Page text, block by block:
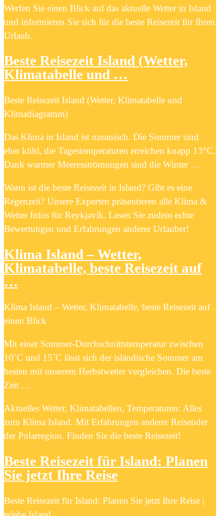
Werfen Sie einen Blick auf das aktuelle Wetter in Island
und informieren Sie sich für die beste Reisezeit für Ihren
Urlaub.
Beste Reisezeit Island (Wetter,
Klimatabelle und …
Beste Reisezeit Island (Wetter, Klimatabelle und
Klimadiagramm)
Das Klima in Island ist ozeanisch. Die Sommer sind
eher kühl, die Tagestemperaturen erreichen knapp 13°C.
Dank warmer Meeresströmungen sind die Winter …
Wann ist die beste Reisezeit in Island? Gibt es eine
Regenzeit? Unsere Experten präsentieren alle Klima &
Wetter Infos für Reykjavík. Lesen Sie zudem echte
Bewertungen und Erfahrungen anderer Urlauber!
Klima Island – Wetter,
Klimatabelle, beste Reisezeit auf
…
Klima Island – Wetter, Klimatabelle, beste Reisezeit auf
einen Blick
Mit einer Sommer-Durchschnittstemperatur zwischen
10˚C und 15˚C lässt sich der isländische Sommer am
besten mit unserem Herbstwetter vergleichen. Die beste
Zeit …
Aktuelles Wetter, Klimatabellen, Temperaturen: Alles
zum Klima Island. Mit Erfahrungen anderer Reisender
der Polarregion. Finden Sie die beste Reisezeit!
Beste Reisezeit für Island: Planen
Sie jetzt Ihre Reise
Beste Reisezeit für Island: Planen Sie jetzt Ihre Reise |